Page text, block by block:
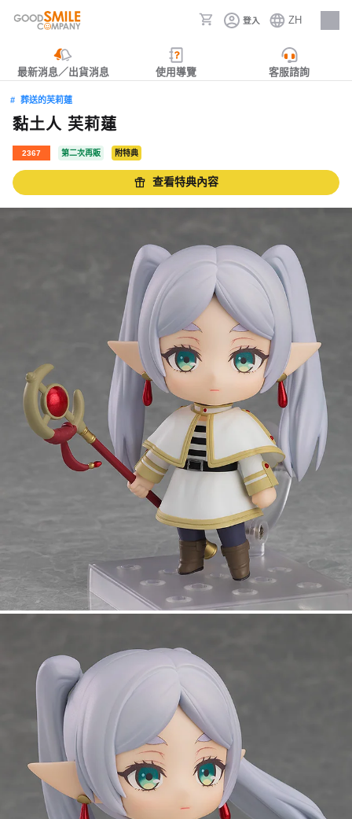
登入 ZH
人才招募
最新消息／出貨消息 使用導覽 客服諮詢
葬送的芙莉蓮
黏土人 芙莉蓮
2367 第二次再販 附特典
查看特典內容